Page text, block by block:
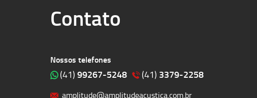
Contato
Nossos telefones
(41) 99267-5248 (41) 3379-2258
amplitude@amplitudeacustica.com.br